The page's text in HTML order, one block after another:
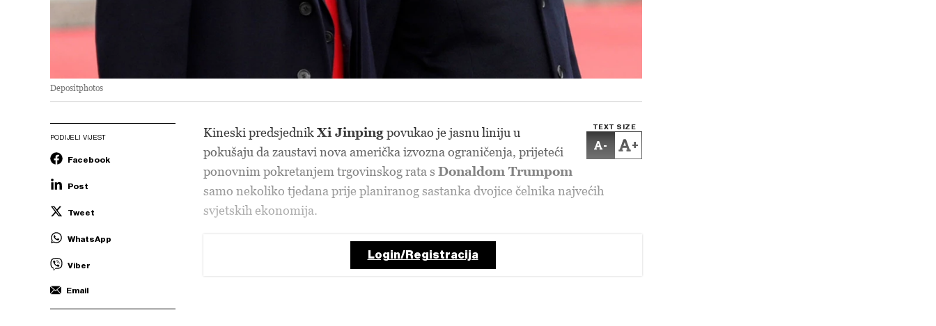
Depositphotos
PODIJELI VIJEST
Facebook
Post
Tweet
WhatsApp
Viber
Email
TEXT SIZE
- +
Kineski predsjednikXi Jinpingpovukao je jasnu liniju u
pokušaju da zaustavi nova američka izvozna ograničenja, prijeteći
ponovnim pokretanjem trgovinskog rata s Donaldom Trumpom
samo nekoliko tjedana prije planiranog sastanka dvojice čelnika najvećih
svjetskih ekonomija.
Login/Registracija